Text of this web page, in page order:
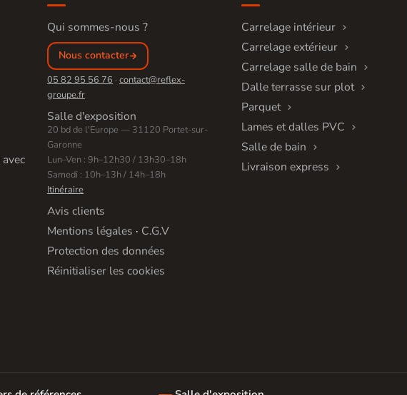
Qui sommes-nous ?
Nous contacter
05 82 95 56 76 ·contact@reflex-
groupe.fr
Salle d'exposition
20 bd de l'Europe — 31120 Portet-sur-
Garonne
Lun–Ven : 9h–12h30 / 13h30–18h
Samedi : 10h–13h / 14h–18h
Itinéraire
Avis clients
Mentions légales · C.G.V
Protection des données
Réinitialiser les cookies
Carrelage intérieur
Carrelage extérieur
Carrelage salle de bain
Dalle terrasse sur plot
Parquet
Lames et dalles PVC
Salle de bain
Livraison express